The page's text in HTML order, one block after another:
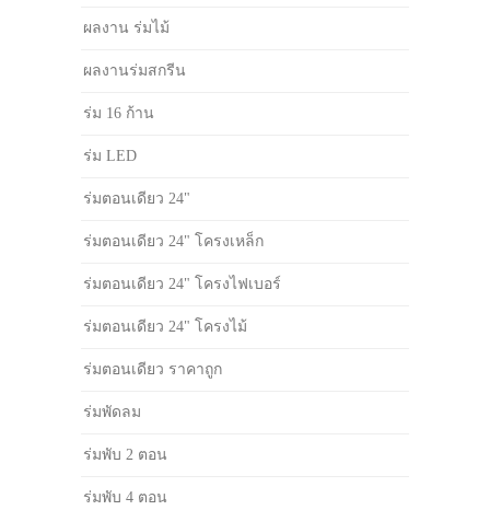
ผลงาน ร่มไม้
ผลงานร่มสกรีน
ร่ม 16 ก้าน
ร่ม LED
ร่มตอนเดียว 24"
ร่มตอนเดียว 24" โครงเหล็ก
ร่มตอนเดียว 24" โครงไฟเบอร์
ร่มตอนเดียว 24" โครงไม้
ร่มตอนเดียว ราคาถูก
ร่มพัดลม
ร่มพับ 2 ตอน
ร่มพับ 4 ตอน